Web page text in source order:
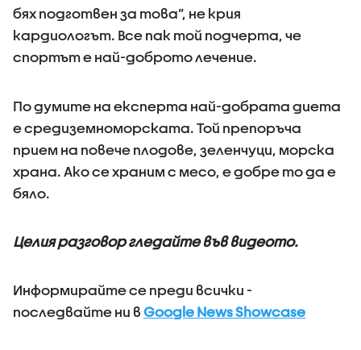
бях подготвен за това”, не крия
кардиологът. Все пак той подчерта, че
спортът е най-доброто лечение.
По думите на експерта най-добрата диета
е средиземноморската. Той препоръча
прием на повече плодове, зеленчуци, морска
храна. Ако се храним с месо, е добре то да е
бяло.
Целия разговор гледайте във видеото.
Информирайте се преди всички -
последвайте ни в Google News Showcase